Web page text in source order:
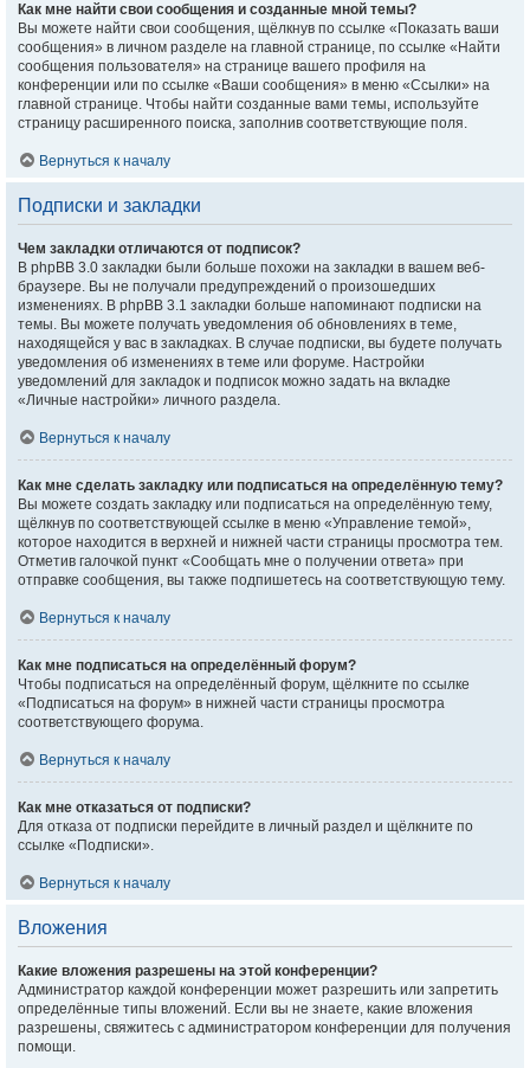
Как мне найти свои сообщения и созданные мной темы?
Вы можете найти свои сообщения, щёлкнув по ссылке «Показать ваши
сообщения» в личном разделе на главной странице, по ссылке «Найти
сообщения пользователя» на странице вашего профиля на
конференции или по ссылке «Ваши сообщения» в меню «Ссылки» на
главной странице. Чтобы найти созданные вами темы, используйте
страницу расширенного поиска, заполнив соответствующие поля.
Вернуться к началу
Подписки и закладки
Чем закладки отличаются от подписок?
В phpBB 3.0 закладки были больше похожи на закладки в вашем веб-
браузере. Вы не получали предупреждений о произошедших
изменениях. В phpBB 3.1 закладки больше напоминают подписки на
темы. Вы можете получать уведомления об обновлениях в теме,
находящейся у вас в закладках. В случае подписки, вы будете получать
уведомления об изменениях в теме или форуме. Настройки
уведомлений для закладок и подписок можно задать на вкладке
«Личные настройки» личного раздела.
Вернуться к началу
Как мне сделать закладку или подписаться на определённую тему?
Вы можете создать закладку или подписаться на определённую тему,
щёлкнув по соответствующей ссылке в меню «Управление темой»,
которое находится в верхней и нижней части страницы просмотра тем.
Отметив галочкой пункт «Сообщать мне о получении ответа» при
отправке сообщения, вы также подпишетесь на соответствующую тему.
Вернуться к началу
Как мне подписаться на определённый форум?
Чтобы подписаться на определённый форум, щёлкните по ссылке
«Подписаться на форум» в нижней части страницы просмотра
соответствующего форума.
Вернуться к началу
Как мне отказаться от подписки?
Для отказа от подписки перейдите в личный раздел и щёлкните по
ссылке «Подписки».
Вернуться к началу
Вложения
Какие вложения разрешены на этой конференции?
Администратор каждой конференции может разрешить или запретить
определённые типы вложений. Если вы не знаете, какие вложения
разрешены, свяжитесь с администратором конференции для получения
помощи.